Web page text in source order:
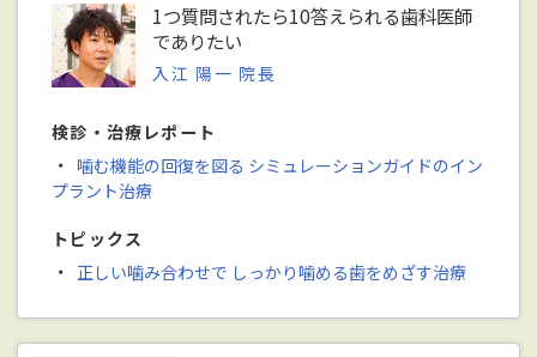
1つ質問されたら10答えられる歯科医師
でありたい
入江 陽一 院長
検診・治療レポート
・ 噛む機能の回復を図る シミュレーションガイドのイン
プラント治療
トピックス
・ 正しい噛み合わせで しっかり噛める歯をめざす治療